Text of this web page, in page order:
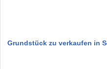
Grundstück zu verkaufen in